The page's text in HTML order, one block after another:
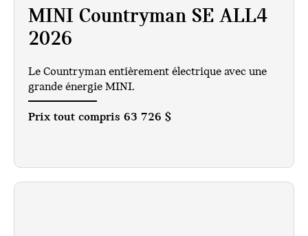
MINI Countryman SE ALL4
2026
Le Countryman entièrement électrique avec une
grande énergie MINI.
Prix tout compris 63 726 $